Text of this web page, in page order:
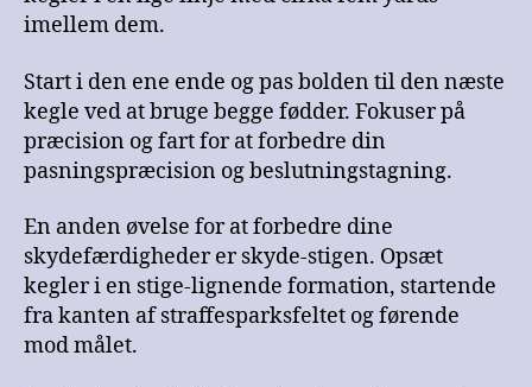
imellem dem.
Start i den ene ende og pas bolden til den næste
kegle ved at bruge begge fødder. Fokuser på
præcision og fart for at forbedre din
pasningspræcision og beslutningstagning.
En anden øvelse for at forbedre dine
skydefærdigheder er skyde-stigen. Opsæt
kegler i en stige-lignende formation, startende
fra kanten af straffesparksfeltet og førende
mod målet.